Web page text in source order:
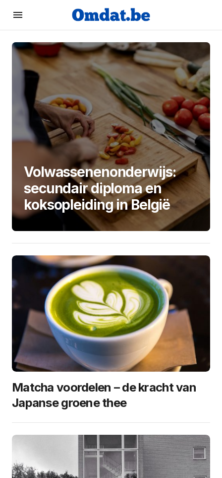
Volwassenenonderwijs:
secundair diploma en
koksopleiding in België
Matcha voordelen – de kracht van
Japanse groene thee